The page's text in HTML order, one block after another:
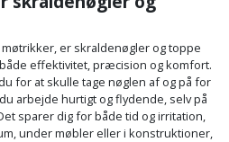
er skraldenøgler og toppe
effektivitet, præcision og komfort.
for at skulle tage nøglen af og på for
arbejde hurtigt og flydende, selv på
sparer dig for både tid og irritation,
under møbler eller i konstruktioner,